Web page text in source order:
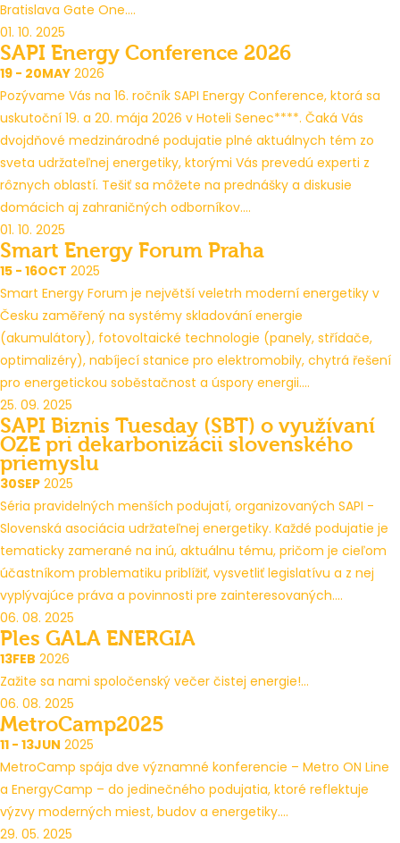
Bratislava Gate One....
01. 10. 2025
SAPI Energy Conference 2026
19 - 20MAY 2026
Pozývame Vás na 16. ročník SAPI Energy Conference, ktorá sa
uskutoční 19. a 20. mája 2026 v Hoteli Senec****. Čaká Vás
dvojdňové medzinárodné podujatie plné aktuálnych tém zo
sveta udržateľnej energetiky, ktorými Vás prevedú experti z
rôznych oblastí. Tešiť sa môžete na prednášky a diskusie
domácich aj zahraničných odborníkov....
01. 10. 2025
Smart Energy Forum Praha
15 - 16OCT 2025
Smart Energy Forum je největší veletrh moderní energetiky v
Česku zaměřený na systémy skladování energie
(akumulátory), fotovoltaické technologie (panely, střídače,
optimalizéry), nabíjecí stanice pro elektromobily, chytrá řešení
pro energetickou soběstačnost a úspory energii....
25. 09. 2025
SAPI Biznis Tuesday (SBT) o využívaní
OZE pri dekarbonizácii slovenského
priemyslu
30SEP 2025
Séria pravidelných menších podujatí, organizovaných SAPI -
Slovenská asociácia udržateľnej energetiky. Každé podujatie je
tematicky zamerané na inú, aktuálnu tému, pričom je cieľom
účastníkom problematiku priblížiť, vysvetliť legislatívu a z nej
vyplývajúce práva a povinnosti pre zainteresovaných....
06. 08. 2025
Ples GALA ENERGIA
13FEB 2026
Zažite sa nami spoločenský večer čistej energie!...
06. 08. 2025
MetroCamp2025
11 - 13JUN 2025
MetroCamp spája dve významné konferencie – Metro ON Line
a EnergyCamp – do jedinečného podujatia, ktoré reflektuje
výzvy moderných miest, budov a energetiky....
29. 05. 2025